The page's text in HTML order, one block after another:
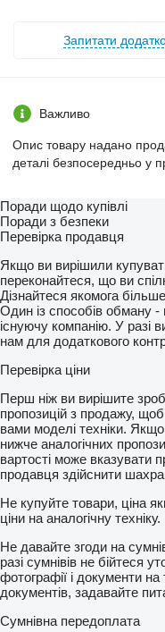
Запитати
Важливо
Опис товару надано
деталі безпосередньо у
Поради щодо купівлі
Поради з безпеки
Перевірка продавця
Якщо ви вирішили
переконайтеся, що ви
Дізнайтеся якомога
Один із способів обману
існуючу компанію. У разі
нам для додаткового
Перевірка ціни
Перш ніж ви вирішите
пропозицій з продажу,
вами моделі техніки. Якщо
нижче аналогічних
вартості може вказувати
продавця здійснити
Не купуйте товари, ціна
ціни на аналогічну техніку.
Не давайте згоди на
разі сумнівів не бійтеся
фотографії і документи на
документів, задавайте
Сумнівна передоплата